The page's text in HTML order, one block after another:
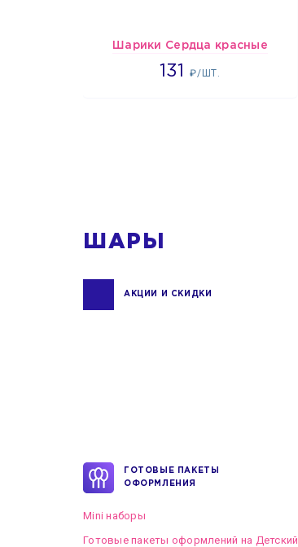
Шарики Сердца красные
131₽/ШТ.
2660
ШАРЫ
АКЦИИ И СКИДКИ
ГОТОВЫЕ ПАКЕТЫ
ОФОРМЛЕНИЯ
Mini наборы
Готовые пакеты оформлений на Детский